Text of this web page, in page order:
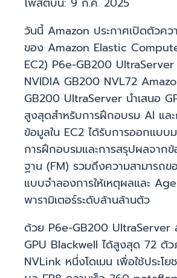
วันนี้ Amazon ประกาศเปิดตัวคว
ของ Amazon Elastic
EC2) P6e-GB200 UltraServer
NVIDIA GB200 NVL72
GB200 UltraServer นำเสนอ
สูงสุดสำหรับการฝึกอบรม AI แล
ข้อมูลใน EC2 ได้รับการออกแบบม
การฝึกอบรมและการสรุปผลจาก
ฐาน (FM) รวมถึงความสามารถข
แบบจำลองการให้เหตุผลและ
พารามิเตอร์ระดับล้านล้านตัว
ด้วย P6e-GB200 UltraServer
GPU Blackwell ได้สูงสุด 72 ตัว
NVLink หนึ่งโดเมน เพื่อใช้ประโ